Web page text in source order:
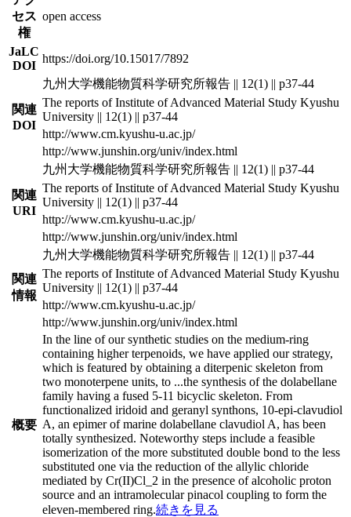
セス
権
open access
JaLC
DOI
https://doi.org/10.15017/7892
関連
DOI
九州大学機能物質科学研究所報告 || 12(1) || p37-44
The reports of Institute of Advanced Material Study Kyushu
University || 12(1) || p37-44
http://www.cm.kyushu-u.ac.jp/
http://www.junshin.org/univ/index.html
関連
URI
九州大学機能物質科学研究所報告 || 12(1) || p37-44
The reports of Institute of Advanced Material Study Kyushu
University || 12(1) || p37-44
http://www.cm.kyushu-u.ac.jp/
http://www.junshin.org/univ/index.html
関連
情報
九州大学機能物質科学研究所報告 || 12(1) || p37-44
The reports of Institute of Advanced Material Study Kyushu
University || 12(1) || p37-44
http://www.cm.kyushu-u.ac.jp/
http://www.junshin.org/univ/index.html
概要
In the line of our synthetic studies on the medium-ring
containing higher terpenoids, we have applied our strategy,
which is featured by obtaining a diterpenic skeleton from
two monoterpene units, to ...the synthesis of the dolabellane
family having a fused 5-11 bicyclic skeleton. From
functionalized iridoid and geranyl synthons, 10-epi-clavudiol
A, an epimer of marine dolabellane clavudiol A, has been
totally synthesized. Noteworthy steps include a feasible
isomerization of the more substituted double bond to the less
substituted one via the reduction of the allylic chloride
mediated by Cr(II)Cl_2 in the presence of alcoholic proton
source and an intramolecular pinacol coupling to form the
eleven-membered ring.続きを見る